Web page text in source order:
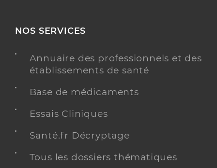
NOS SERVICES
Annuaire des professionnels et des
établissements de santé
Base de médicaments
Essais Cliniques
Santé.fr Décryptage
Tous les dossiers thématiques